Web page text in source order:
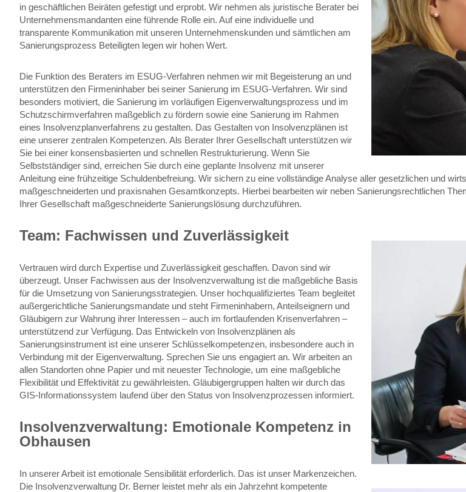
in geschäftlichen Beiräten gefestigt und erprobt. Wir nehmen als juristische Berater bei
Unternehmensmandanten eine führende Rolle ein. Auf eine individuelle und
transparente Kommunikation mit unseren Unternehmenskunden und sämtlichen am
Sanierungsprozess Beteiligten legen wir hohen Wert.
Die Funktion des Beraters im ESUG-Verfahren nehmen wir mit Begeisterung an und
unterstützen den Firmeninhaber bei seiner Sanierung im ESUG-Verfahren. Wir sind
besonders motiviert, die Sanierung im vorläufigen Eigenverwaltungsprozess und im
Schutzschirmverfahren maßgeblich zu fördern sowie eine Sanierung im Rahmen
eines Insolvenzplanverfahrens zu gestalten. Das Gestalten von Insolvenzplänen ist
eine unserer zentralen Kompetenzen. Als Berater Ihrer Gesellschaft unterstützen wir
Sie bei einer konsensbasierten und schnellen Restrukturierung. Wenn Sie
Selbstständiger sind, erreichen Sie durch eine geplante Insolvenz mit unserer
Anleitung eine frühzeitige Schuldenbefreiung. Wir sichern zu eine vollständige Analyse aller gesetzlichen und
maßgeschneiderten und praxisnahen Gesamtkonzepts. Hierbei bearbeiten wir neben Sanierungsrechtlichen
Ihrer Gesellschaft maßgeschneiderte Sanierungslösung durchzuführen.
Team: Fachwissen und Zuverlässigkeit
Vertrauen wird durch Expertise und Zuverlässigkeit geschaffen. Davon sind wir
überzeugt. Unser Fachwissen aus der Insolvenzverwaltung ist die maßgebliche Basis
für die Umsetzung von Sanierungsstrategien. Unser hochqualifiziertes Team begleitet
außergerichtliche Sanierungsmandate und steht Firmeninhabern, Anteilseignern und
Gläubigern zur Wahrung ihrer Interessen – auch im fortlaufenden Krisenverfahren –
unterstützend zur Verfügung. Das Entwickeln von Insolvenzplänen als
Sanierungsinstrument ist eine unserer Schlüsselkompetenzen, insbesondere auch in
Verbindung mit der Eigenverwaltung. Sprechen Sie uns engagiert an. Wir arbeiten an
allen Standorten ohne Papier und mit neuester Technologie, um eine maßgebliche
Flexibilität und Effektivität zu gewährleisten. Gläubigergruppen halten wir durch das
GIS-Informationssystem laufend über den Status von Insolvenzprozessen informiert.
Insolvenzverwaltung: Emotionale Kompetenz in
Obhausen
In unserer Arbeit ist emotionale Sensibilität erforderlich. Das ist unser Markenzeichen.
Die Insolvenzverwaltung Dr. Berner leistet mehr als ein Jahrzehnt kompetente